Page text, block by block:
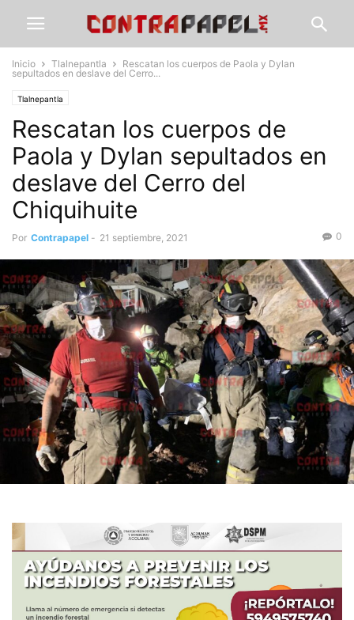
Inicio Tlalnepantla
Rescatan los cuerpos de Paola y Dylan
sepultados en deslave del Cerro...
Tlalnepantla
Rescatan los cuerpos de
Paola y Dylan sepultados en
deslave del Cerro del
Chiquihuite
Por Contrapapel - 21 septiembre, 2021 0